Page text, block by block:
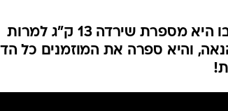
הכוכבת המצליחה צייצה בטוויטר שלה סרטון בו היא מספרת שירדה 13 ק"ג למרות
והיא ספרה את המוזמנים כל